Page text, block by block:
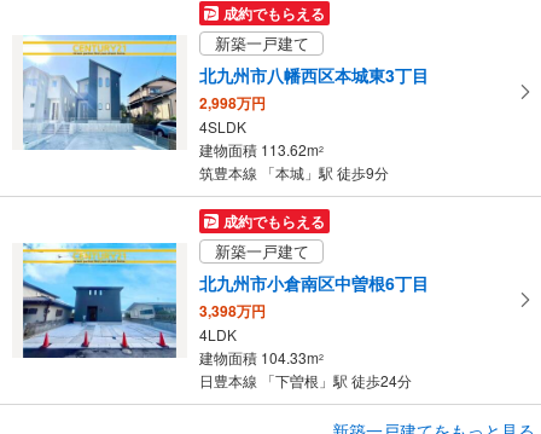
る
成約でもらえる
新築一戸建て
北九州市八幡西区本城東3丁目
2,998万円
4SLDK
建物面積 113.62m2
筑豊本線 「本城」駅 徒歩9分
成約でもらえる
新築一戸建て
北九州市小倉南区中曽根6丁目
3,398万円
4LDK
建物面積 104.33m2
日豊本線 「下曽根」駅 徒歩24分